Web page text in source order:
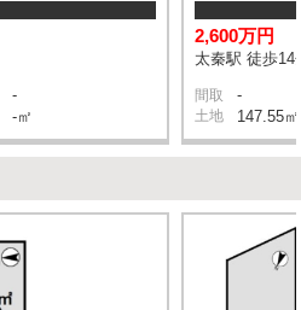
-
-㎡
2,600万円
太秦駅 徒歩14
間取 -
土地 147.55㎡